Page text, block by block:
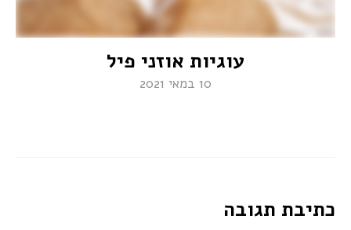
עוגיות אוזני פיל
10 במאי 2021
כתיבת תגובה